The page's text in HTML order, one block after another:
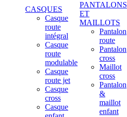
CASQUES
Casque
route
intégral
Casque
route
modulable
Casque
route jet
Casque
cross
Casque
PANTALONS
ET
MAILLOTS
Pantalon
route
Pantalon
cross
Maillot
cross
Pantalon
&
maillot
enfant